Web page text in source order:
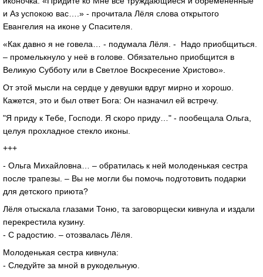
и Аз успокою вас….» - прочитала Лёля слова открытого
Евангелия на иконе у Спасителя.
«Как давно я не говела… - подумала Лёля. - Надо приобщиться.
– промелькнуло у неё в голове. Обязательно приобщится в
Великую Субботу или в Светлое Воскресение Христово».
От этой мысли на сердце у девушки вдруг мирно и хорошо.
Кажется, это и был ответ Бога: Он назначил ей встречу.
"Я приду к Тебе, Господи. Я скоро приду…" - пообещала Ольга,
целуя прохладное стекло иконы.
+++
- Ольга Михайловна… – обратилась к ней молоденькая сестра
после трапезы. – Вы не могли бы помочь подготовить подарки
для детского приюта?
Лёля отыскала глазами Тоню, та заговорщески кивнула и издали
перекрестила кузину.
- С радостию. – отозвалась Лёля.
Молоденькая сестра кивнула:
- Следуйте за мной в рукодельную.